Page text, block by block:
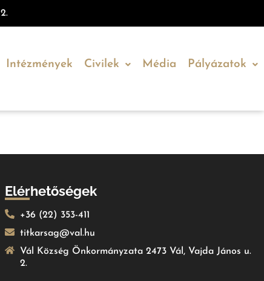
Intézmények Civilek Média Pályázatok
Elérhetőségek
+36 (22) 353-411
titkarsag@val.hu
Vál Község Önkormányzata 2473 Vál, Vajda János u.
2.